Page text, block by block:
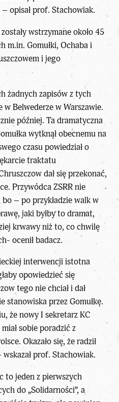
– opisał prof. Stachowiak.
wstrzymane około 45
m.in. Gomułki, Ochaba i
i jego
żadnych zapisów z tych
w Belwederze w Warszawie.
później. Ta dramatyczna
wytknął obecnemu na
czasu powiedział o
traktatu
dał się przekonać,
Przywódca ZSRR nie
– po przykładzie walk w
jaki byłby to dramat,
krwawy niż to, co chwilę
ocenił badacz.
interwencji istotna
opowiedzieć się
tego nie chciał i dał
stanowiska przez Gomułkę.
że nowy I sekretarz KC
sobie poradzić z
Okazało się, że radził
prof. Stachowiak.
to jeden z pierwszych
do „Solidarności”, a